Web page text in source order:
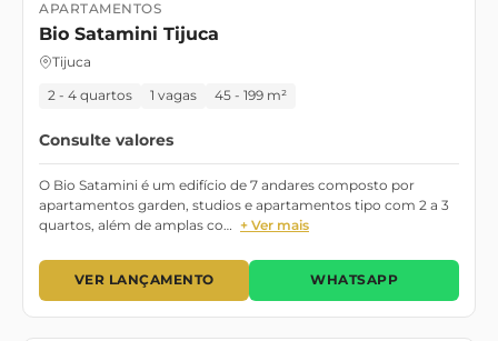
Lançamento
APARTAMENTOS
Bio Satamini Tijuca
Tijuca
2 - 4 quartos 1 vagas 45 - 199 m²
Consulte valores
O Bio Satamini é um edifício de 7 andares composto por
apartamentos garden, studios e apartamentos tipo com 2 a 3
quartos, além de amplas co… + Ver mais
VER LANÇAMENTO WHATSAPP